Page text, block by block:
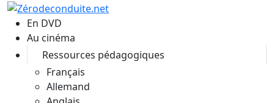
Aller au contenu principal
En DVD
Au cinéma
Ressources pédagogiques
Français
Allemand